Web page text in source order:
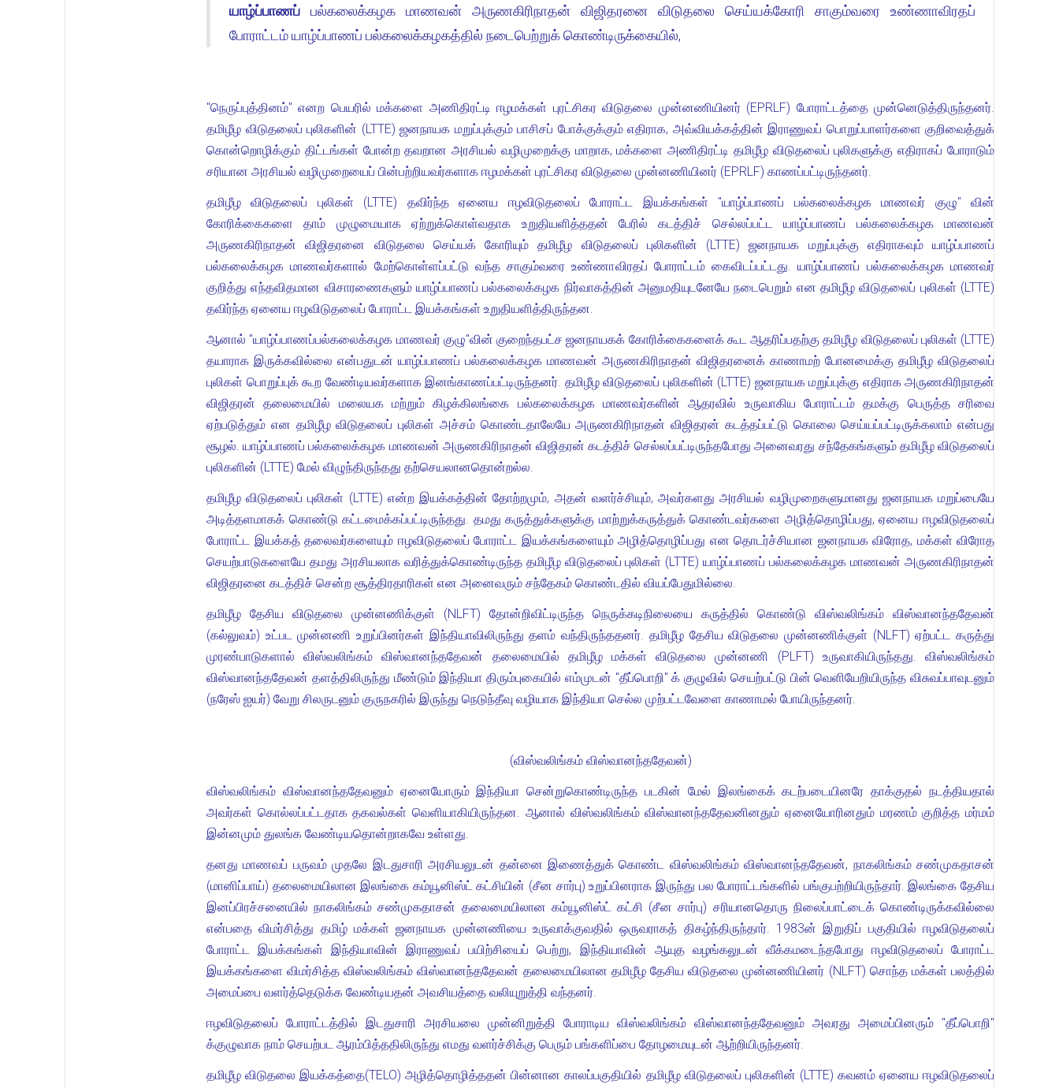
யாழ்ப்பாணப் பல்கலைக்கழக மாணவன் அருணகிரிநாதன் விஜிதரனை விடுதலை செய்யக்கோரி சாகும்வரை உண்ணாவிரதப்
போராட்டம் யாழ்ப்பாணப் பல்கலைக்கழகத்தில் நடைபெற்றுக் கொண்டிருக்கையில்,
"நெருப்புத்தினம்" எனற பெயரில் மக்களை அணிதிரட்டி ஈழமக்கள் புரட்சிகர விடுதலை முன்னணியினர் (EPRLF) போராட்டத்தை முன்னெடுத்திருந்தனர்.
தமிழீழ விடுதலைப் புலிகளின் (LTTE) ஜனநாயக மறுப்புக்கும் பாசிசப் போக்குக்கும் எதிராக, அவ்வியக்கத்தின் இராணுவப் பொறுப்பாளர்களை குறிவைத்துக்
கொன்றொழிக்கும் திட்டங்கள் போன்ற தவறான அரசியல் வழிமுறைக்கு மாறாக, மக்களை அணிதிரட்டி தமிழீழ விடுதலைப் புலிகளுக்கு எதிராகப் போராடும்
சரியான அரசியல் வழிமுறையைப் பின்பற்றியவர்களாக ஈழமக்கள் புரட்சிகர விடுதலை முன்னணியினர் (EPRLF) காணப்பட்டிருந்தனர்.
தமிழீழ விடுதலைப் புலிகள் (LTTE) தவிர்ந்த ஏனைய ஈழவிடுதலைப் போராட்ட இயக்கங்கள் "யாழ்ப்பாணப் பல்கலைக்கழக மாணவர் குழு" வின்
கோரிக்கைகளை தாம் முழுமையாக ஏற்றுக்கொள்வதாக உறுதியளித்ததன் பேரில் கடத்திச் செல்லப்பட்ட யாழ்ப்பாணப் பல்கலைக்கழக மாணவன்
அருணகிரிநாதன் விஜிதரனை விடுதலை செய்யக் கோரியும் தமிழீழ விடுதலைப் புலிகளின் (LTTE) ஜனநாயக மறுப்புக்கு எதிராகவும் யாழ்ப்பாணப்
பல்கலைக்கழக மாணவர்களால் மேற்கொள்ளப்பட்டு வந்த சாகும்வரை உண்ணாவிரதப் போராட்டம் கைவிடப்பட்டது. யாழ்ப்பாணப் பல்கலைக்கழக மாணவர்
குறித்து எந்தவிதமான விசாரணைகளும் யாழ்ப்பாணப் பல்கலைக்கழக நிர்வாகத்தின் அனுமதியுடனேயே நடைபெறும் என தமிழீழ விடுதலைப் புலிகள் (LTTE)
தவிர்ந்த ஏனைய ஈழவிடுதலைப் போராட்ட இயக்கங்கள் உறுதியளித்திருந்தன.
ஆனால் "யாழ்ப்பாணப்பல்கலைக்கழக மாணவர் குழு"வின் குறைந்தபட்ச ஜனநாயகக் கோரிக்கைகளைக் கூட ஆதரிப்பதற்கு தமிழீழ விடுதலைப் புலிகள் (LTTE)
தயாராக இருக்கவில்லை என்பதுடன் யாழ்ப்பாணப் பல்கலைக்கழக மாணவன் அருணகிரிநாதன் விஜிதரனைக் காணாமற் போனமைக்கு தமிழீழ விடுதலைப்
புலிகள் பொறுப்புக் கூற வேண்டியவர்களாக இனங்காணப்பட்டிருந்தனர். தமிழீழ விடுதலைப் புலிகளின் (LTTE) ஜனநாயக மறுப்புக்கு எதிராக அருணகிரிநாதன்
விஜிதரன் தலைமையில் மலையக மற்றும் கிழக்கிலங்கை பல்கலைக்கழக மாணவர்களின் ஆதரவில் உருவாகிய போராட்டம் தமக்கு பெருத்த சரிவை
ஏற்படுத்தும் என தமிழீழ விடுதலைப் புலிகள் அச்சம் கொண்டதாலேயே அருணகிரிநாதன் விஜிதரன் கடத்தப்பட்டு கொலை செய்யப்பட்டிருக்கலாம் என்பது
சூழல். யாழ்ப்பாணப் பல்கலைக்கழக மாணவன் அருணகிரிநாதன் விஜிதரன் கடத்திச் செல்லப்பட்டிருந்தபோது அனைவரது சந்தேகங்களும் தமிழீழ விடுதலைப்
புலிகளின் (LTTE) மேல் விழுந்திருந்தது தற்செயலானதொன்றல்ல.
தமிழீழ விடுதலைப் புலிகள் (LTTE) என்ற இயக்கத்தின் தோற்றமும், அதன் வளர்ச்சியும், அவர்களது அரசியல் வழிமுறைகளுமானது ஜனநாயக மறுப்பையே
அடித்தளமாகக் கொண்டு கட்டமைக்கப்பட்டிருந்தது. தமது கருத்துக்களுக்கு மாற்றுக்கருத்துக் கொண்டவர்களை அழித்தொழிப்பது, ஏனைய ஈழவிடுதலைப்
போராட்ட இயக்கத் தலைவர்களையும் ஈழவிடுதலைப் போராட்ட இயக்கங்களையும் அழித்தொழிப்பது என தொடர்ச்சியான ஜனநாயக விரோத, மக்கள் விரோத
செயற்பாடுகளையே தமது அரசியலாக வரித்துக்கொண்டிருந்த தமிழீழ விடுதலைப் புலிகள் (LTTE) யாழ்ப்பாணப் பல்கலைக்கழக மாணவன் அருணகிரிநாதன்
விஜிதரனை கடத்திச் சென்ற சூத்திரதாரிகள் என அனைவரும் சந்தேகம் கொண்டதில் வியப்பேதுமில்லை.
தமிழீழ தேசிய விடுதலை முன்னணிக்குள் (NLFT) தோன்றிவிட்டிருந்த நெருக்கடிநிலையை கருத்தில் கொண்டு விஸ்வலிங்கம் விஸ்வானந்ததேவன்
(கல்லுவம்) உட்பட முன்னணி உறுப்பினர்கள் இந்தியாவிலிருந்து தளம் வந்திருந்ததனர். தமிழீழ தேசிய விடுதலை முன்னணிக்குள் (NLFT) ஏற்பட்ட கருத்து
முரண்பாடுகளால் விஸ்வலிங்கம் விஸ்வானந்ததேவன் தலைமையில் தமிழீழ மக்கள் விடுதலை முன்னணி (PLFT) உருவாகியிருந்தது. விஸ்வலிங்கம்
விஸ்வானந்ததேவன் தளத்திலிருந்து மீண்டும் இந்தியா திரும்புகையில் எம்முடன் "தீப்பொறி" க் குழுவில் செயற்பட்டு பின் வெளியேறியிருந்த விசுவப்பாவுடனும்
(நரேஸ் ஐயர்) வேறு சிலருடனும் குருநகரில் இருந்து நெடுந்தீவு வழியாக இந்தியா செல்ல முற்பட்டவேளை காணாமல் போயிருந்தனர்.
(விஸ்வலிங்கம் விஸ்வானந்ததேவன்)
விஸ்வலிங்கம் விஸ்வானந்ததேவனும் ஏனையோரும் இந்தியா சென்றுகொண்டிருந்த படகின் மேல் இலங்கைக் கடற்படையினரே தாக்குதல் நடத்தியதால்
அவர்கள் கொல்லப்பட்டதாக தகவல்கள் வெளியாகியிருந்தன. ஆனால் விஸ்வலிங்கம் விஸ்வானந்ததேவனினதும் ஏனையோரினதும் மரணம் குறித்த மர்மம்
இன்னமும் துலங்க வேண்டியதொன்றாகவே உள்ளது.
தனது மாணவப் பருவம் முதலே இடதுசாரி அரசியலுடன் தன்னை இணைத்துக் கொண்ட விஸ்வலிங்கம் விஸ்வானந்ததேவன், நாகலிங்கம் சண்முகதாசன்
(மானிப்பாய்) தலைமையிலான இலங்கை கம்யூனிஸ்ட் கட்சியின் (சீன சார்பு) உறுப்பினராக இருந்து பல போராட்டங்களில் பங்குபற்றியிருந்தார். இலங்கை தேசிய
இனப்பிரச்சனையில் நாகலிங்கம் சண்முகதாசன் தலைமையிலான கம்யூனிஸ்ட் கட்சி (சீன சார்பு) சரியானதொரு நிலைப்பாட்டைக் கொண்டிருக்கவில்லை
என்பதை விமர்சித்து தமிழ் மக்கள் ஜனநாயக முன்னணியை உருவாக்குவதில் ஒருவராகத் திகழ்ந்திருந்தார். 1983ன் இறுதிப் பகுதியில் ஈழவிடுதலைப்
போராட்ட இயக்கங்கள் இந்தியாவின் இராணுவப் பயிற்சியைப் பெற்று, இந்தியாவின் ஆயுத வழங்கலுடன் வீக்கமடைந்தபோது ஈழவிடுதலைப் போராட்ட
இயக்கங்களை விமர்சித்த விஸ்வலிங்கம் விஸ்வானந்ததேவன் தலைமையிலான தமிழீழ தேசிய விடுதலை முன்னணியினர் (NLFT) சொந்த மக்கள் பலத்தில்
அமைப்பை வளர்த்தெடுக்க வேண்டியதன் அவசியத்தை வலியுறுத்தி வந்தனர்.
ஈழவிடுதலைப் போராட்டத்தில் இடதுசாரி அரசியலை முன்னிறுத்தி போராடிய விஸ்வலிங்கம் விஸ்வானந்ததேவனும் அவரது அமைப்பினரும் "தீப்பொறி"
க்குழுவாக நாம் செயற்பட ஆரம்பித்ததிலிருந்து எமது வளர்ச்சிக்கு பெரும் பங்களிப்பை தோழமையுடன் ஆற்றியிருந்தனர்.
தமிழீழ விடுதலை இயக்கத்தை(TELO) அழித்தொழித்ததன் பின்னான காலப்பகுதியில் தமிழீழ விடுதலைப் புலிகளின் (LTTE) கவனம் ஏனைய ஈழவிடுதலைப்